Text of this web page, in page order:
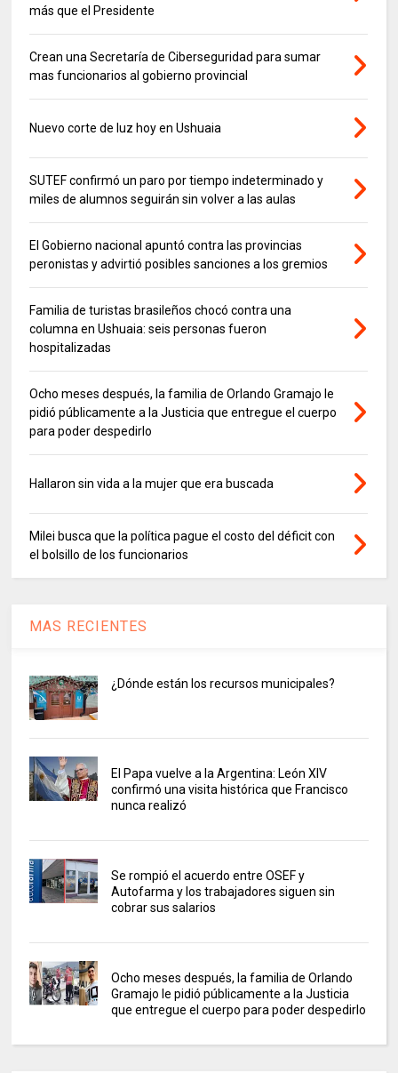
más que el Presidente
Crean una Secretaría de Ciberseguridad para sumar
mas funcionarios al gobierno provincial
Nuevo corte de luz hoy en Ushuaia
SUTEF confirmó un paro por tiempo indeterminado y
miles de alumnos seguirán sin volver a las aulas
El Gobierno nacional apuntó contra las provincias
peronistas y advirtió posibles sanciones a los gremios
Familia de turistas brasileños chocó contra una
columna en Ushuaia: seis personas fueron
hospitalizadas
Ocho meses después, la familia de Orlando Gramajo le
pidió públicamente a la Justicia que entregue el cuerpo
para poder despedirlo
Hallaron sin vida a la mujer que era buscada
Milei busca que la política pague el costo del déficit con
el bolsillo de los funcionarios
MAS RECIENTES
¿Dónde están los recursos municipales?
El Papa vuelve a la Argentina: León XIV
confirmó una visita histórica que Francisco
nunca realizó
Se rompió el acuerdo entre OSEF y
Autofarma y los trabajadores siguen sin
cobrar sus salarios
Ocho meses después, la familia de Orlando
Gramajo le pidió públicamente a la Justicia
que entregue el cuerpo para poder despedirlo